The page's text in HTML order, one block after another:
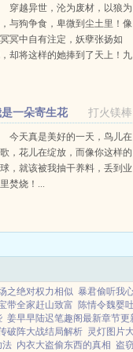
穿越异世，沦为废材，以狼为
与狗争食，卑微到尘土里！像
冥中自有注定，妖孽张扬如
却将这样的她捧到了天上！九
打火镁棒
一朵寄生花
今天真是美好的一天，鸟儿在
，花儿在绽放，而像你这样的
，就该被我抽干养料，丢到业
焚烧！...
之绝对权力相似 暴君偷听我
带全家赶山致富 陈情令魏婴
姜早早陆迟笔趣阁最新章节更
破阵大战结局解析 灵灯图片
法 内衣大盗偷东西的真相 盗